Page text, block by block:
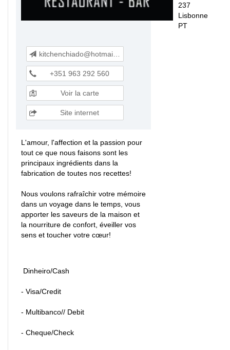
237
Lisbonne
PT
kitchenchiado@hotmail.com
+351 963 292 560
Voir la carte
Site internet
L'amour, l'affection et la passion pour
tout ce que nous faisons sont les
principaux ingrédients dans la
fabrication de toutes nos recettes!
Nous voulons rafraîchir votre mémoire
dans un voyage dans le temps, vous
apporter les saveurs de la maison et
la nourriture de confort, éveiller vos
sens et toucher votre cœur!
Dinheiro/Cash
- Visa/Credit
- Multibanco// Debit
- Cheque/Check